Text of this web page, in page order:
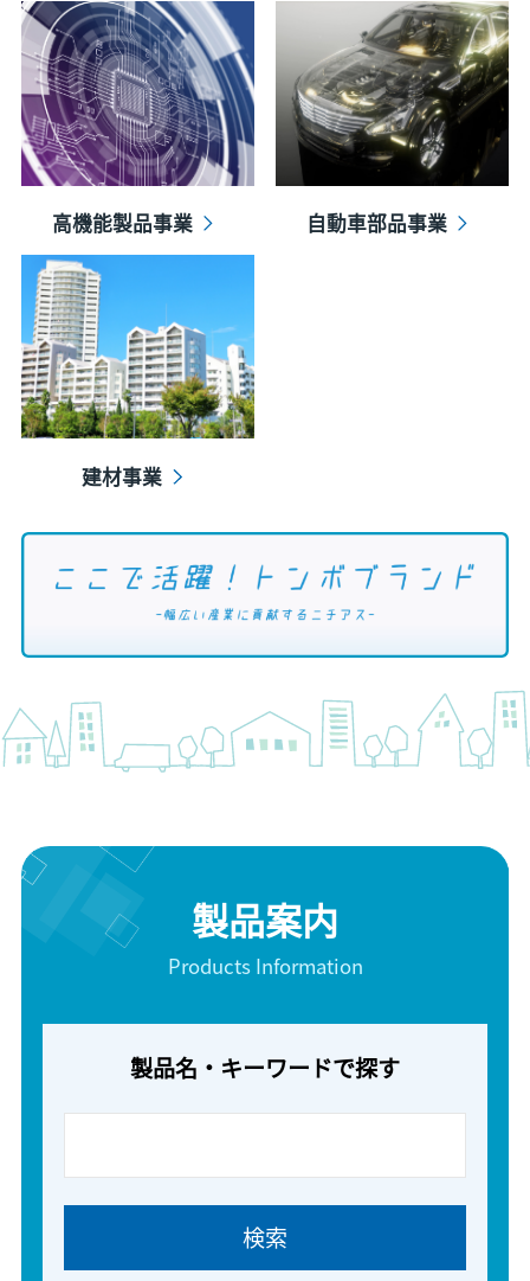
高機能製品事業 自動車部品事業
建材事業
製品案内
Products Information
製品名・キーワードで探す